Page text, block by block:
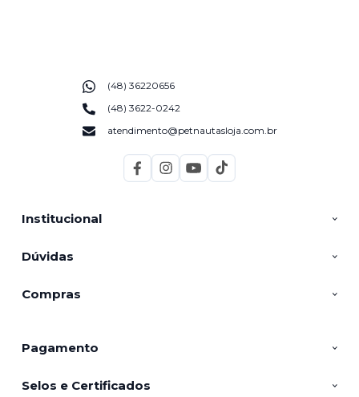
Institucional
Dúvidas
Compras
(48) 36220656
(48) 3622-0242
atendimento@petnautasloja.com.br
Pagamento
Selos e Certificados